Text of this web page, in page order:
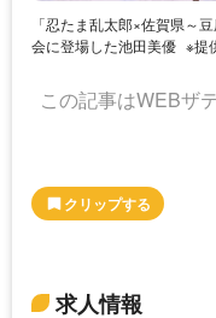
「忍たま乱太郎×佐賀県～
会に登場した池田美優 ※提
この記事はWEBザ
求人情報